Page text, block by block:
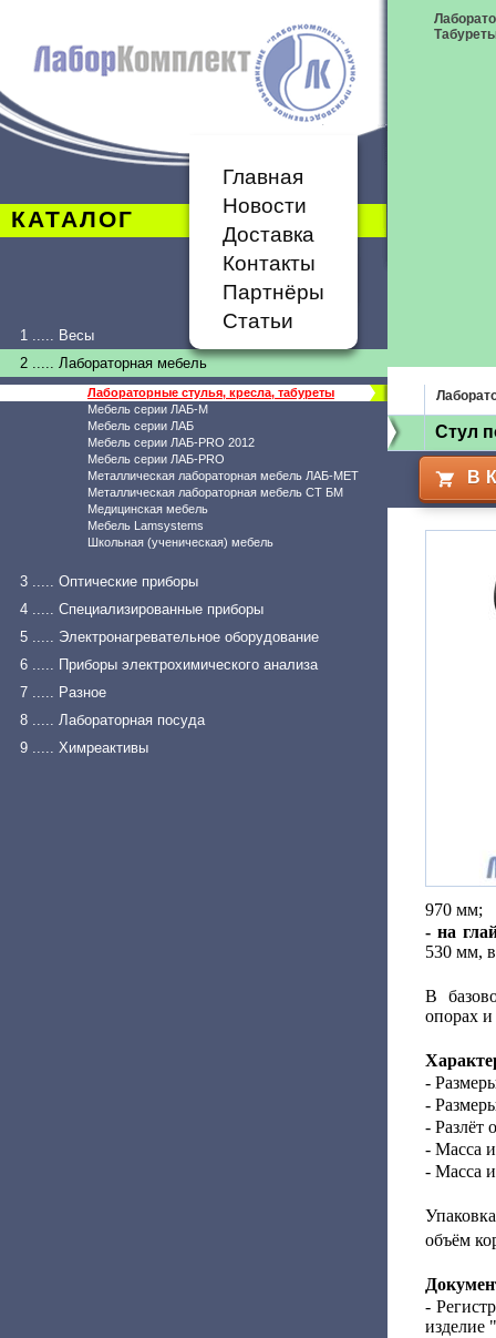
КАТАЛОГ
Главная
Новости
Доставка
Контакты
Партнёры
Статьи
1 ..... Весы
2 ..... Лабораторная мебель
Лабораторные стулья, кресла, табуреты
Мебель серии ЛАБ-М
Мебель серии ЛАБ
Мебель серии ЛАБ-PRO 2012
Мебель серии ЛАБ-PRO
Металлическая лабораторная мебель ЛАБ-МЕТ
Металлическая лабораторная мебель СТ БМ
Медицинская мебель
Мебель Lamsystems
Школьная (ученическая) мебель
3 ..... Оптические приборы
4 ..... Специализированные приборы
5 ..... Электронагревательное оборудование
6 ..... Приборы электрохимического анализа
7 ..... Разное
8 ..... Лабораторная посуда
9 ..... Химреактивы
Стул
В
970 мм;
- на
530 мм,
В
опорах и
-
-
- Разлёт
- Масса
- Масса
объём
-
изделие